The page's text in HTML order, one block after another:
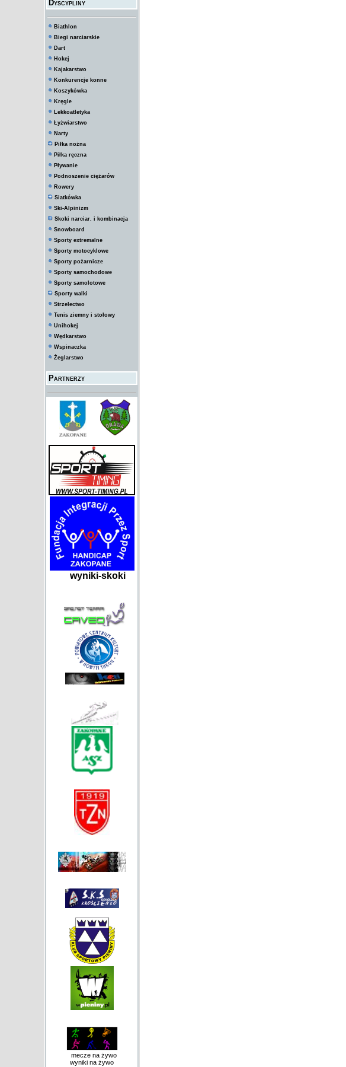
Dyscypliny
Biathlon
Biegi narciarskie
Dart
Hokej
Kajakarstwo
Konkurencje konne
Koszykówka
Kręgle
Lekkoatletyka
Łyżwiarstwo
Narty
Piłka nożna
Piłka ręczna
Pływanie
Podnoszenie ciężarów
Rowery
Siatkówka
Ski-Alpinizm
Skoki narciar. i kombinacja
Snowboard
Sporty extremalne
Sporty motocyklowe
Sporty pożarnicze
Sporty samochodowe
Sporty samolotowe
Sporty walki
Strzelectwo
Tenis ziemny i stołowy
Unihokej
Wędkarstwo
Wspinaczka
Żeglarstwo
Partnerzy
wyniki-skoki
mecze na żywo
wyniki na żywo